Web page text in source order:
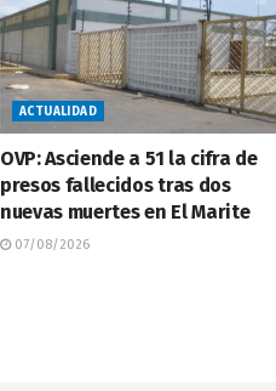
ACTUALIDAD
OVP: Asciende a 51 la cifra de
presos fallecidos tras dos
nuevas muertes en El Marite
07/08/2026